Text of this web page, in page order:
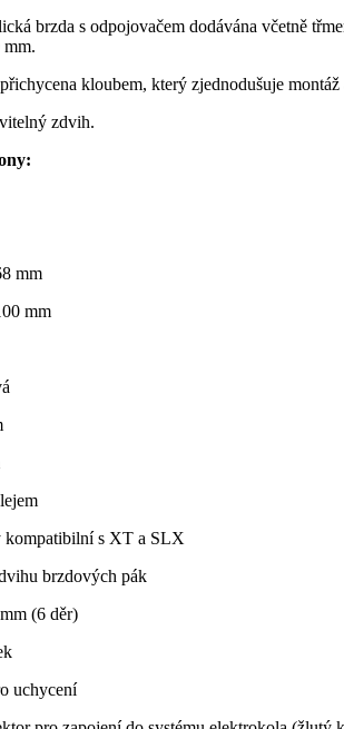
brzda s odpojovačem dodávána včetně
mm.
kloubem, který zjednodušuje
zdvih.
mm
mm
kompatibilní s XT a SLX
brzdových pák
(6 děr)
uchycení